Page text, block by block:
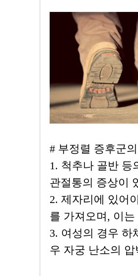
# 부정렬 증후군
1. 척추나 골반 등
관절통의 증상이
2. 제자리에 있어
를 가져오며, 이
3. 여성의 경우 하
우 자궁 난소의